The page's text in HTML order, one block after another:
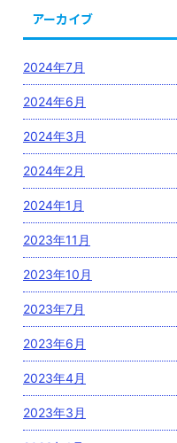
アーカイブ
2024年7月
2024年6月
2024年3月
2024年2月
2024年1月
2023年11月
2023年10月
2023年7月
2023年6月
2023年4月
2023年3月